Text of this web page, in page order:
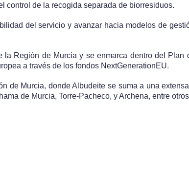
control de la recogida separada de biorresiduos.
del servicio y avanzar hacia modelos de
Región de Murcia y se enmarca dentro del Plan
a través de los fondos NextGenerationEU.
de Murcia, donde Albudeite se suma a una
de Murcia, Torre-Pacheco, y Archena, entre